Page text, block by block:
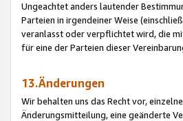
Ungeachtet anders lautender
Parteien in irgendeiner Weise
veranlasst oder verpflichtet wird, die
für eine der Parteien dieser
13.Änderungen
Wir behalten uns das Recht vor,
Änderungsmitteilung, eine geänderte